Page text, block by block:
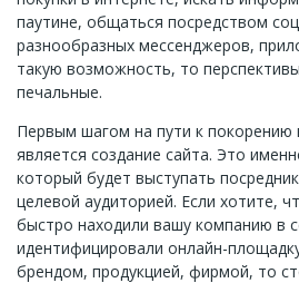
паутине, общаться посредством
разнообразных мессенджеров,
такую возможность, то
печальные.
Первым шагом на пути к покорению
является создание сайта. Это
который будет выступать
целевой аудиторией. Если хотите,
быстро находили вашу компанию в
идентифицировали онлайн-
брендом, продукцией, фирмой, то